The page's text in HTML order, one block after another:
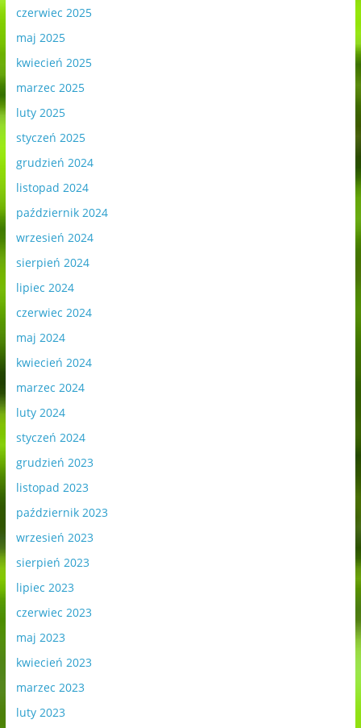
czerwiec 2025
maj 2025
kwiecień 2025
marzec 2025
luty 2025
styczeń 2025
grudzień 2024
listopad 2024
październik 2024
wrzesień 2024
sierpień 2024
lipiec 2024
czerwiec 2024
maj 2024
kwiecień 2024
marzec 2024
luty 2024
styczeń 2024
grudzień 2023
listopad 2023
październik 2023
wrzesień 2023
sierpień 2023
lipiec 2023
czerwiec 2023
maj 2023
kwiecień 2023
marzec 2023
luty 2023